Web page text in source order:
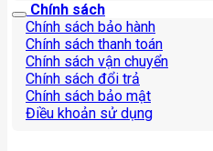
Chính sách
Chính sách bảo hành
Chính sách thanh toán
Chính sách vận chuyển
Chính sách đổi trả
Chính sách bảo mật
Điều khoản sử dụng